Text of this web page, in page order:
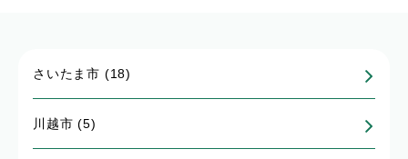
さいたま市 (18)
川越市 (5)